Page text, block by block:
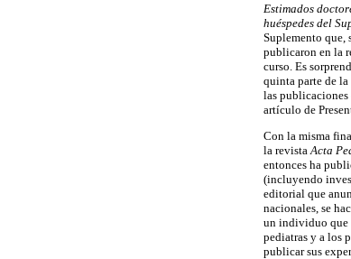
Estimados
huéspedes del
Suplemento que,
publicaron en la
curso. Es
quinta parte de
las publicaciones
artículo de
Con la misma
la revista Acta
entonces ha
(incluyendo
editorial que
nacionales, se
un individuo que
pediatras y a los
publicar sus